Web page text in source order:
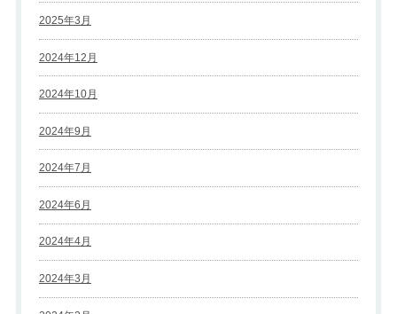
2025年3月
2024年12月
2024年10月
2024年9月
2024年7月
2024年6月
2024年4月
2024年3月